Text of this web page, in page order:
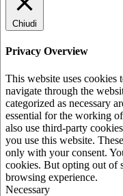
Chiudi
Privacy Overview
This website uses
navigate through the
categorized as necessary
essential for the working
also use third-party
you use this website.
only with your consent.
cookies. But opting out of
browsing experience.
Necessary